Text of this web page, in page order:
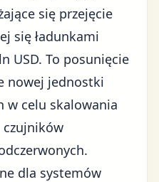
się przejęcie
się ładunkami
USD. To posunięcie
nowej jednostki
w celu skalowania
dla systemów